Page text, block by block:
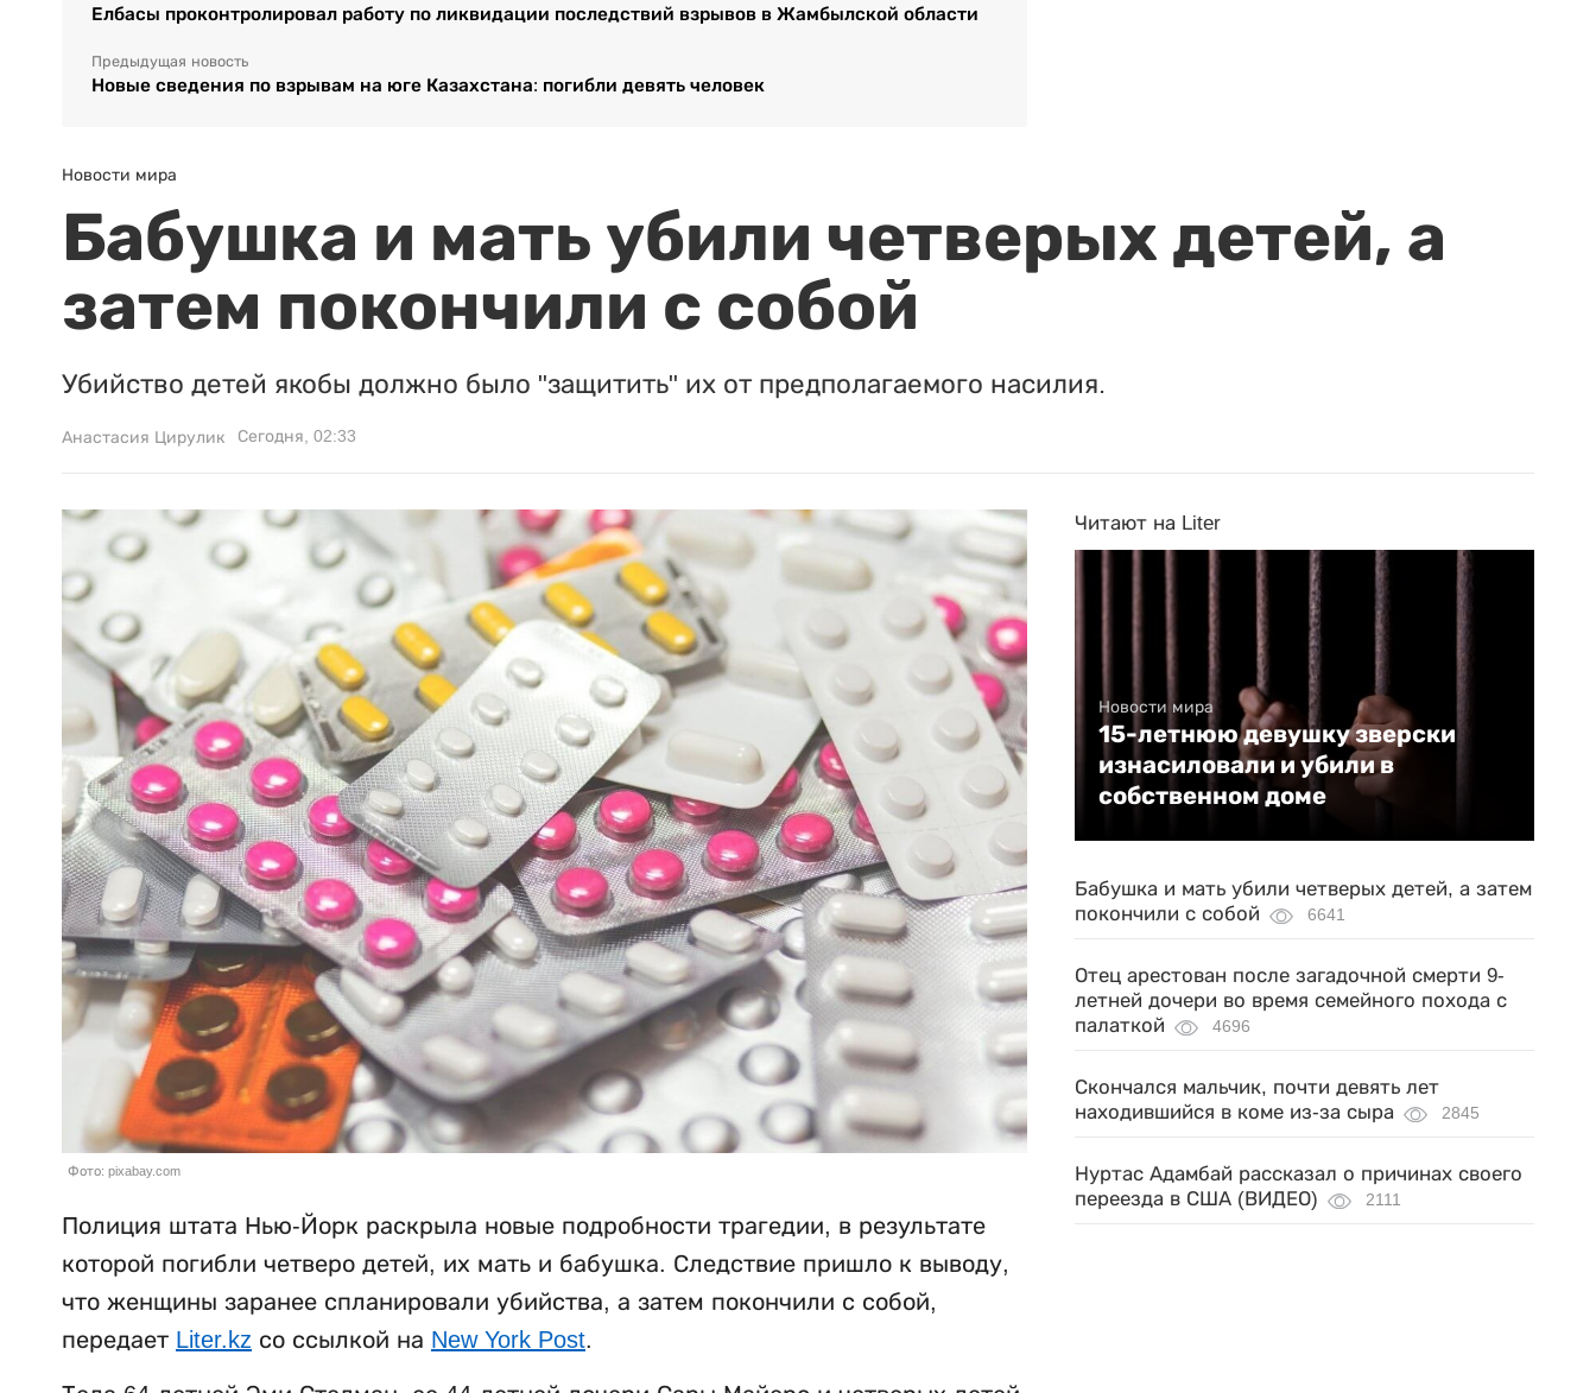
Елбасы проконтролировал работу по ликвидации последствий взрывов в Жамбылской области
Предыдущая новость
Новые сведения по взрывам на юге Казахстана: погибли девять человек
Новости мира
Бабушка и мать убили четверых детей, а
затем покончили с собой
Убийство детей якобы должно было "защитить" их от предполагаемого насилия.
Анастасия Цирулик Сегодня, 02:33
Фото: pixabay.com
Полиция штата Нью-Йорк раскрыла новые подробности трагедии, в результате
которой погибли четверо детей, их мать и бабушка. Следствие пришло к выводу,
что женщины заранее спланировали убийства, а затем покончили с собой,
передает Liter.kz со ссылкой на New York Post.
Читают на Liter
Новости мира
15-летнюю девушку зверски
изнасиловали и убили в
собственном доме
Бабушка и мать убили четверых детей, а затем
покончили с собой
6641
Отец арестован после загадочной смерти 9-
летней дочери во время семейного похода с
палаткой
4696
Скончался мальчик, почти девять лет
находившийся в коме из-за сыра
2845
Нуртас Адамбай рассказал о причинах своего
переезда в США (ВИДЕО)
2111